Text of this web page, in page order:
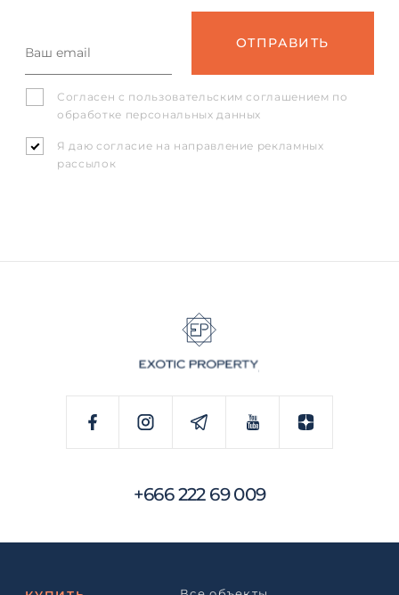
Согласен с пользовательским соглашением по
обработке персональных данных
Я даю согласие на направление рекламных
рассылок
+666 222 69 009